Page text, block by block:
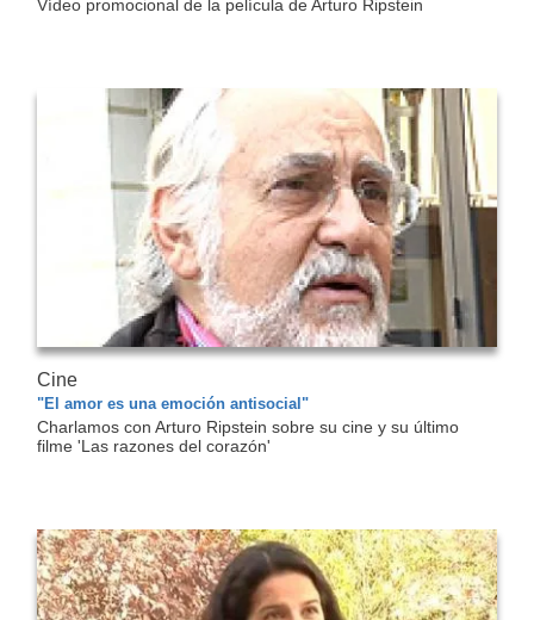
Vídeo promocional de la película de Arturo Ripstein
Cine
"El amor es una emoción antisocial"
Charlamos con Arturo Ripstein sobre su cine y su último
filme 'Las razones del corazón'